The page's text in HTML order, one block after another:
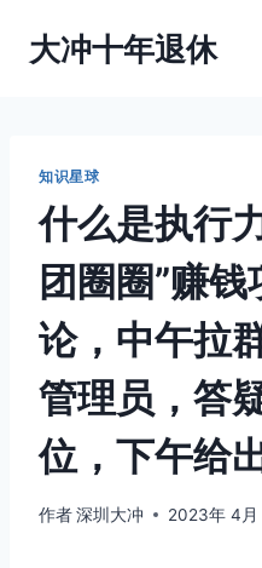
大冲十年退休
知识星球
什么是执行
团圈圈”赚
论，中午拉
管理员，答
位，下午给
作者深圳大冲 2023年 4月